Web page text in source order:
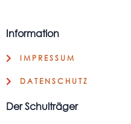
Information
IMPRESSUM
DATENSCHUTZ
Der Schulträger